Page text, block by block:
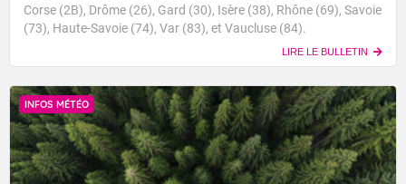
Corse (2B), Drôme (26), Gard (30), Isère (38), Rhône (69), Savoie
(73), Haute-Savoie (74), Var (83), et Vaucluse (84).
LIRE LE BULLETIN
INFOS MÉTÉO